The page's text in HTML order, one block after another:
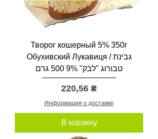
Творог кошерный 5% 350г
Обухивский Лукавиця / גבינת
טבורוג "לבק" 9% 500 גרם
Цена
220,56 ₴
Информация о доставке
В корзину